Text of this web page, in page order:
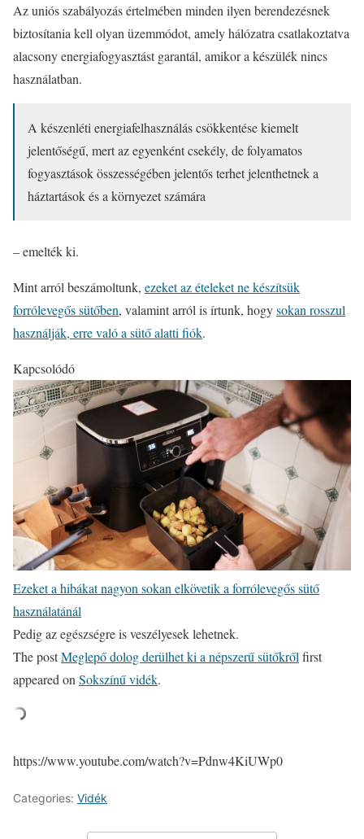
Az uniós szabályozás értelmében minden ilyen berendezésnek
biztosítania kell olyan üzemmódot, amely hálózatra csatlakoztatva
alacsony energiafogyasztást garantál, amikor a készülék nincs
használatban.
A készenléti energiafelhasználás csökkentése kiemelt
jelentőségű, mert az egyenként csekély, de folyamatos
fogyasztások összességében jelentős terhet jelenthetnek a
háztartások és a környezet számára
– emelték ki.
Mint arról beszámoltunk, ezeket az ételeket ne készítsük
forrólevegős sütőben, valamint arról is írtunk, hogysokan rosszul
használják, erre való a sütő alatti fiók.
Kapcsolódó
Ezeket a hibákat nagyon sokan elkövetik a forrólevegős sütő
használatánál
Pedig az egészségre is veszélyesek lehetnek.
The postMeglepő dolog derülhet ki a népszerű sütőkről first
appeared on Sokszínű vidék.
https://www.youtube.com/watch?v=Pdnw4KiUWp0
Categories: Vidék